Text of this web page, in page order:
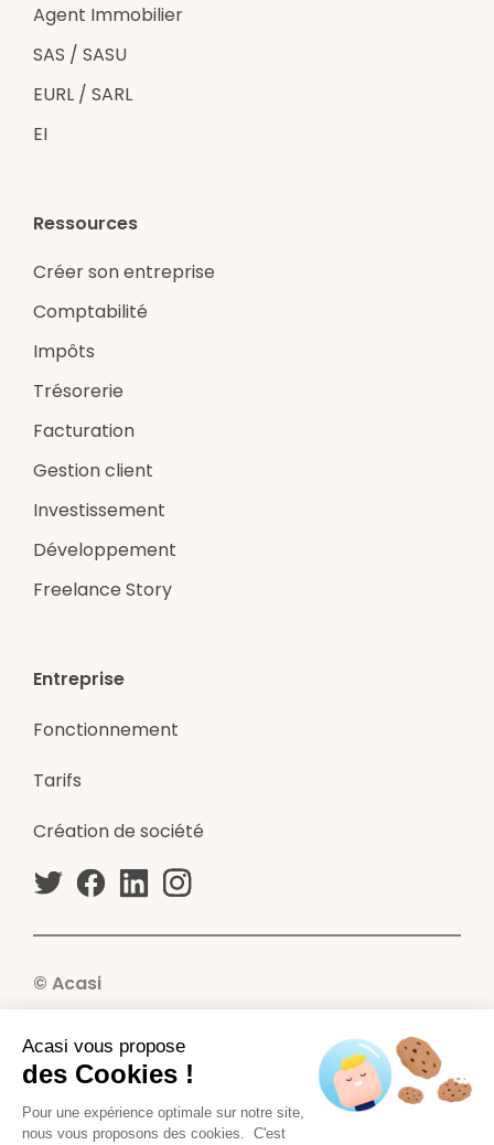
Agent Immobilier
SAS / SASU
EURL / SARL
EI
Ressources
Créer son entreprise
Comptabilité
Impôts
Trésorerie
Facturation
Gestion client
Investissement
Développement
Freelance Story
Entreprise
Fonctionnement
Tarifs
Création de société
© Acasi
Mentions légales
Sécurité des données
Acasi vous propose
des Cookies !
Pour une expérience optimale sur notre site,
nous vous proposons des cookies. C'est